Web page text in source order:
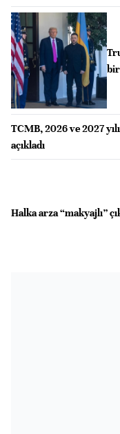
TCMB, 2026 ve 2027
açıkladı
Halka arza “makyajlı”